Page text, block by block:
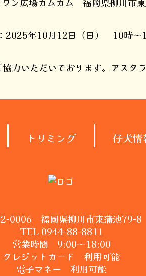
2025年10月12日（日） 10時～
力いただいております。アスタ
トリミング 仔犬情
0006 福岡県柳川市東蒲池79-8
TEL 0944-88-8811
営業時間 9:00～18:00
クレジットカード 利用可能
電子マネー 利用可能